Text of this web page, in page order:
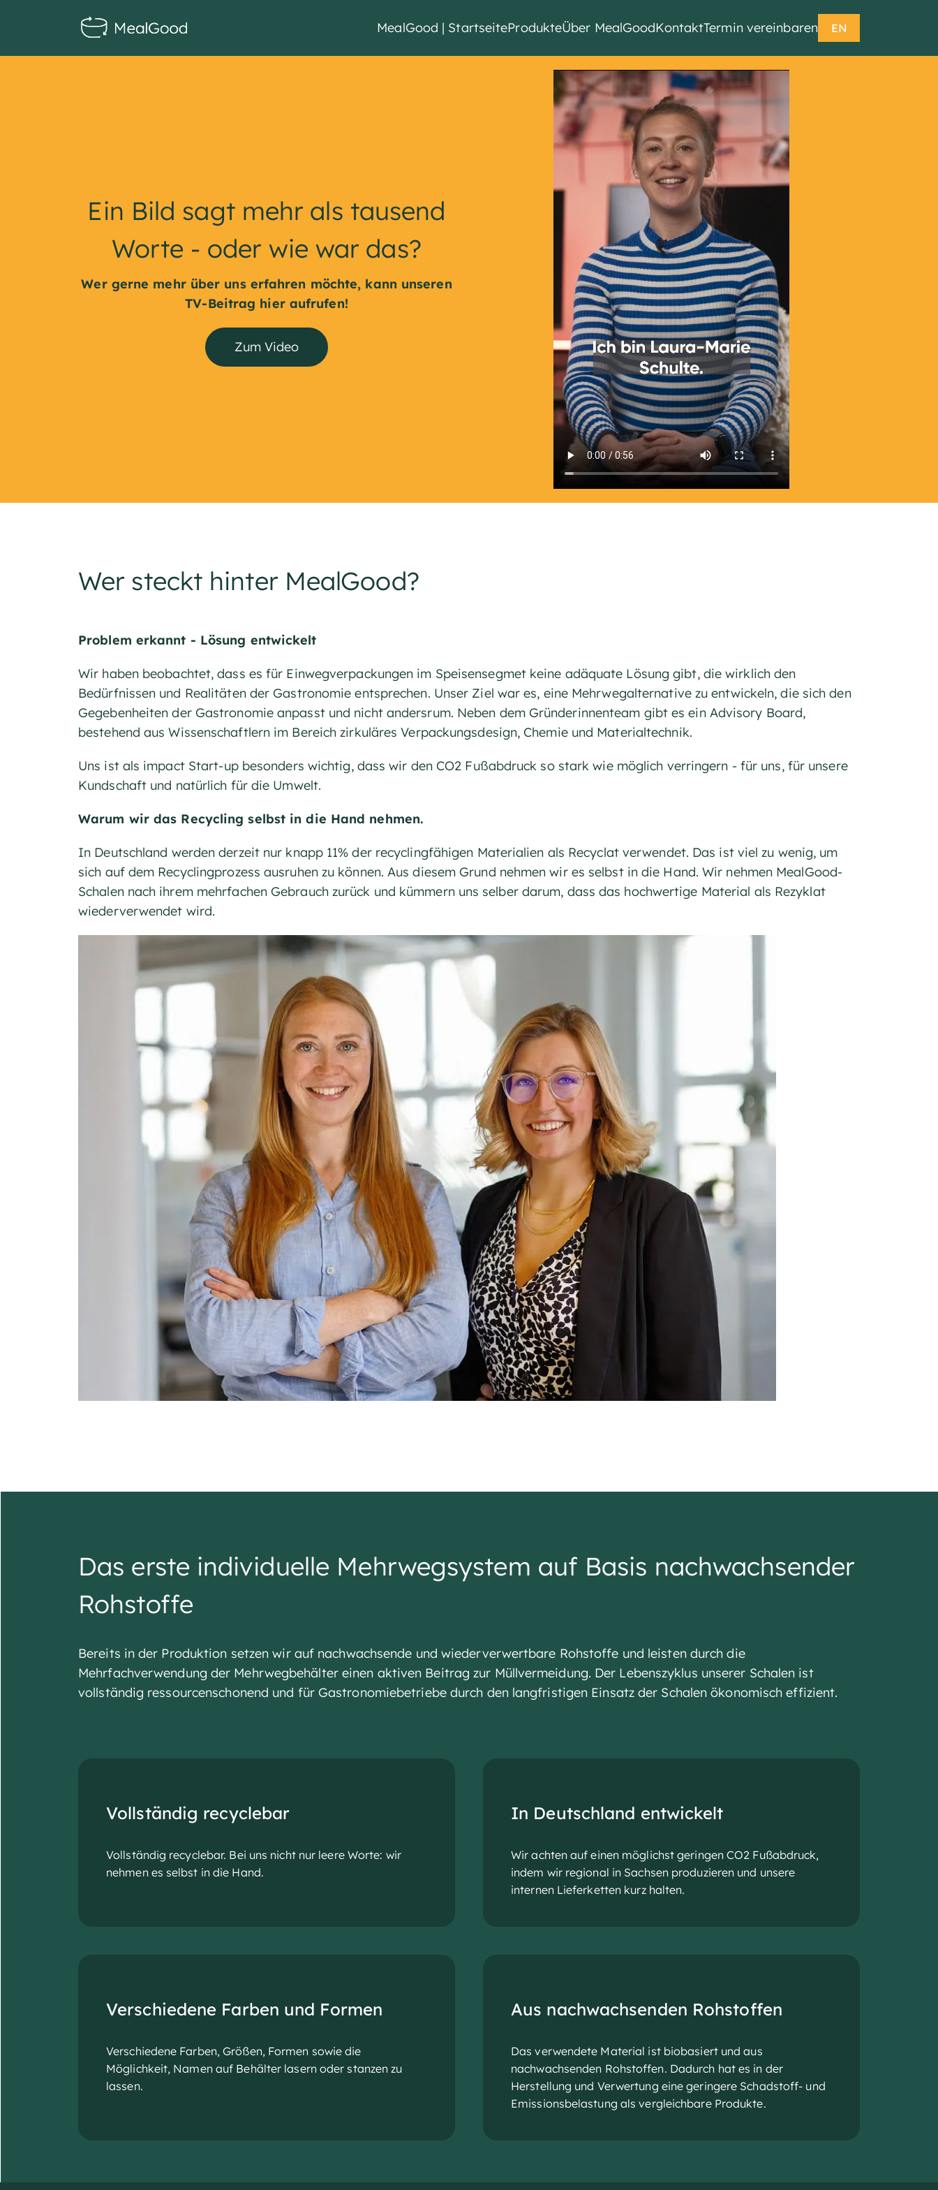
MealGood | StartseiteProdukteÜber MealGoodKontaktTermin vereinbaren EN
Ein Bild sagt mehr als tausend
Worte - oder wie war das?
Wer gerne mehr über uns erfahren möchte, kann unseren
TV-Beitrag hier aufrufen!
Zum Video
Wer steckt hinter MealGood?
Problem erkannt - Lösung entwickelt
Wir haben beobachtet, dass es für Einwegverpackungen im Speisensegmet keine adäquate Lösung gibt, die wirklich den
Bedürfnissen und Realitäten der Gastronomie entsprechen. Unser Ziel war es, eine Mehrwegalternative zu entwickeln, die sich den
Gegebenheiten der Gastronomie anpasst und nicht andersrum. Neben dem Gründerinnenteam gibt es ein Advisory Board,
bestehend aus Wissenschaftlern im Bereich zirkuläres Verpackungsdesign, Chemie und Materialtechnik.
Uns ist als impact Start-up besonders wichtig, dass wir den CO2 Fußabdruck so stark wie möglich verringern - für uns, für unsere
Kundschaft und natürlich für die Umwelt.
Warum wir das Recycling selbst in die Hand nehmen.
In Deutschland werden derzeit nur knapp 11% der recyclingfähigen Materialien als Recyclat verwendet. Das ist viel zu wenig, um
sich auf dem Recyclingprozess ausruhen zu können. Aus diesem Grund nehmen wir es selbst in die Hand. Wir nehmen MealGood-
Schalen nach ihrem mehrfachen Gebrauch zurück und kümmern uns selber darum, dass das hochwertige Material als Rezyklat
wiederverwendet wird.
Das erste individuelle Mehrwegsystem auf Basis nachwachsender
Rohstoffe
Bereits in der Produktion setzen wir auf nachwachsende und wiederverwertbare Rohstoffe und leisten durch die
Mehrfachverwendung der Mehrwegbehälter einen aktiven Beitrag zur Müllvermeidung. Der Lebenszyklus unserer Schalen ist
vollständig ressourcenschonend und für Gastronomiebetriebe durch den langfristigen Einsatz der Schalen ökonomisch effizient.
Vollständig recyclebar
Vollständig recyclebar. Bei uns nicht nur leere Worte: wir
nehmen es selbst in die Hand.
In Deutschland entwickelt
Wir achten auf einen möglichst geringen CO2 Fußabdruck,
indem wir regional in Sachsen produzieren und unsere
internen Lieferketten kurz halten.
Verschiedene Farben und Formen
Verschiedene Farben, Größen, Formen sowie die
Möglichkeit, Namen auf Behälter lasern oder stanzen zu
lassen.
Aus nachwachsenden Rohstoffen
Das verwendete Material ist biobasiert und aus
nachwachsenden Rohstoffen. Dadurch hat es in der
Herstellung und Verwertung eine geringere Schadstoff- und
Emissionsbelastung als vergleichbare Produkte.